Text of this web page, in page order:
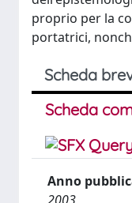
proprio per la
portatrici,
Scheda
Scheda
Anno